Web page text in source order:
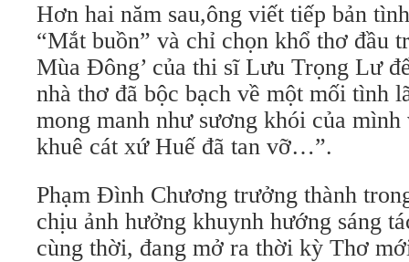
Hơn hai năm sau,ông viết tiếp bản
“Mắt buồn” và chỉ chọn khổ thơ đầu
Mùa Đông’ của thi sĩ Lưu Trọng Lư
nhà thơ đã bộc bạch về một mối tình
mong manh như sương khói của
khuê cát xứ Huế đã tan vỡ…”.
Phạm Đình Chương trưởng thành
chịu ảnh hưởng khuynh hướng sáng
cùng thời, đang mở ra thời kỳ Thơ